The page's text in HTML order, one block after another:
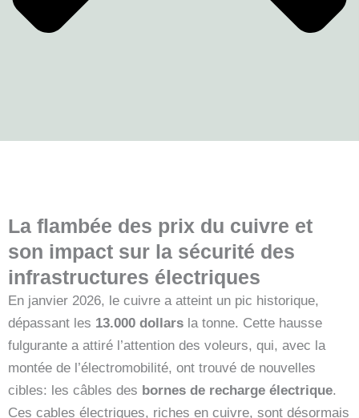
La flambée des prix du cuivre et
son impact sur la sécurité des
infrastructures électriques
En janvier 2026, le cuivre a atteint un pic historique,
dépassant les 13.000 dollars la tonne. Cette hausse
fulgurante a attiré l’attention des voleurs, qui, avec la
montée de l’électromobilité, ont trouvé de nouvelles
cibles: les câbles des bornes de recharge électrique.
Ces cables électriques, riches en cuivre, sont désormais